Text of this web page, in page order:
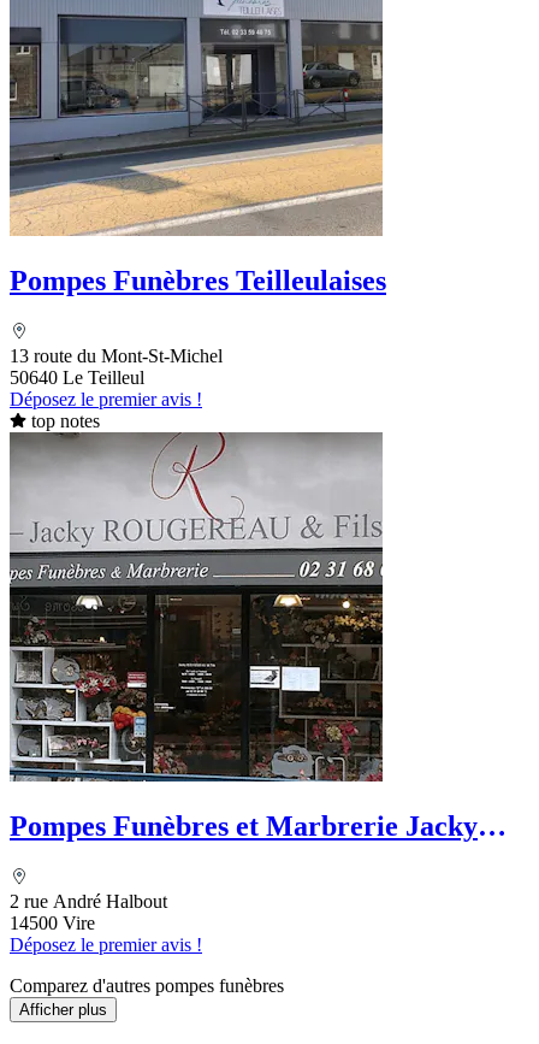
Pompes Funèbres Teilleulaises
13 route du Mont-St-Michel
50640 Le Teilleul
Déposez le premier avis !
top notes
Pompes Funèbres et Marbrerie Jacky
2 rue André Halbout
14500 Vire
Déposez le premier avis !
Comparez d'autres pompes funèbres
Afficher plus